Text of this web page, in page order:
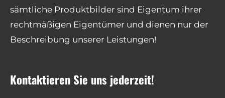
sämtliche Produktbilder sind Eigentum ihrer
rechtmäßigen Eigentümer und dienen nur der
Beschreibung unserer Leistungen!
Kontaktieren Sie uns jederzeit!